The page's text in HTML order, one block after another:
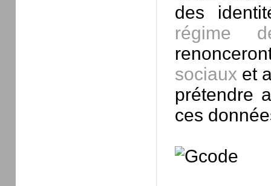
des
régime
sociaux et
prétendre
ces